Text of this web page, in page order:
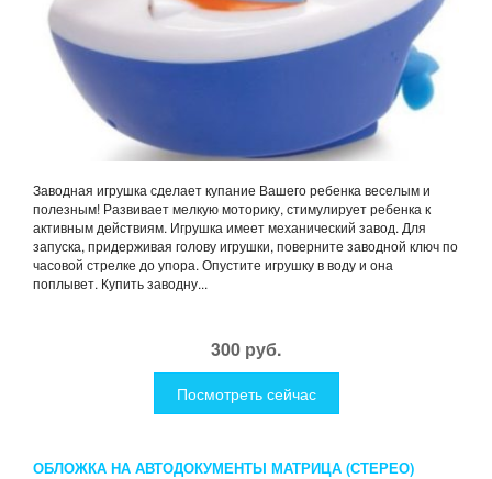
Заводная игрушка сделает купание Вашего ребенка веселым и
полезным! Развивает мелкую моторику, стимулирует ребенка к
активным действиям. Игрушка имеет механический завод. Для
запуска, придерживая голову игрушки, поверните заводной ключ по
часовой стрелке до упора. Опустите игрушку в воду и она
поплывет. Купить заводну...
300 руб.
Посмотреть сейчас
ОБЛОЖКА НА АВТОДОКУМЕНТЫ МАТРИЦА (СТЕРЕО)